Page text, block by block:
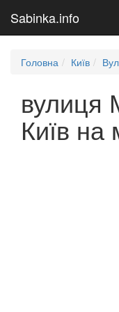
Sabinka.info
Головна Київ
вулиця
Київ на